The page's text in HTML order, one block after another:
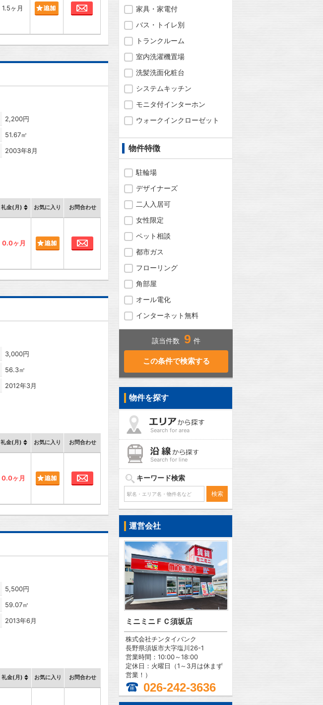
1.5ヶ月 お問合わせ
2,200円
51.67㎡
2003年8月
礼金(月) お気に入り お問合わせ
0.0ヶ月 お問合わせ
3,000円
56.3㎡
2012年3月
礼金(月) お気に入り お問合わせ
0.0ヶ月 お問合わせ
5,500円
59.07㎡
2013年6月
礼金(月) お気に入り お問合わせ
家具・家電付
バス・トイレ別
トランクルーム
室内洗濯機置場
洗髪洗面化粧台
システムキッチン
モニタ付インターホン
ウォークインクローゼット
物件特徴
駐輪場
デザイナーズ
二人入居可
女性限定
ペット相談
都市ガス
フローリング
角部屋
オール電化
インターネット無料
該当件数 9 件
物件を探す
Search for area
Search for line
キーワード検索
運営会社
ミニミニＦＣ須坂店
株式会社チンタイバンク
長野県須坂市大字塩川26-1
営業時間：10:00～18:00
定休日：火曜日（1～3月は休まず
営業！）
026-242-3636